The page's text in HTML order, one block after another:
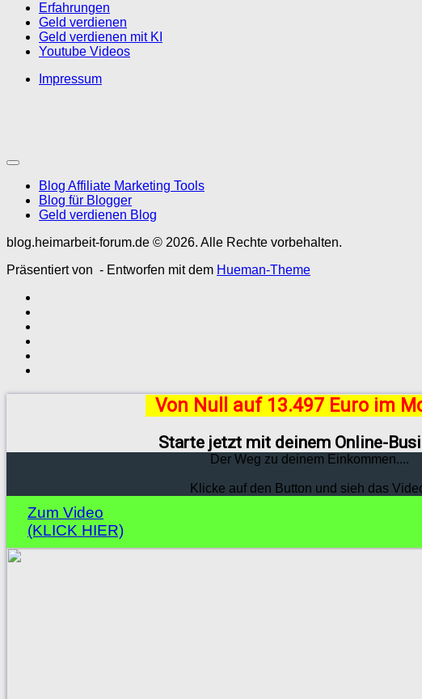
Erfahrungen
Geld verdienen
Geld verdienen mit KI
Youtube Videos
Impressum
Blog Affiliate Marketing Tools
Blog für Blogger
Geld verdienen Blog
blog.heimarbeit-forum.de © 2026. Alle Rechte vorbehalten.
Präsentiert von - Entworfen mit dem Hueman-Theme
Von Null auf 13.497 Euro im
Starte jetzt mit deinem Online-
Der Weg zu deinem Einkommen....
Klicke auf den Button und sieh das
Zum Video
(KLICK HIER)